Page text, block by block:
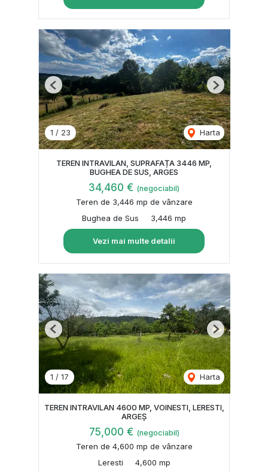
1 / 23 Harta
Previous Next
TEREN INTRAVILAN, SUPRAFAȚA 3446 MP,
BUGHEA DE SUS, ARGES
34,460 € (negociabil)
Teren de 3,446 mp de vânzare
Bughea de Sus
3,446 mp
Vezi mai multe detalii
1 / 17 Harta
Previous Next
TEREN INTRAVILAN 4600 MP, VOINESTI, LERESTI,
ARGEȘ
75,000 € (negociabil)
Teren de 4,600 mp de vânzare
Leresti
4,600 mp